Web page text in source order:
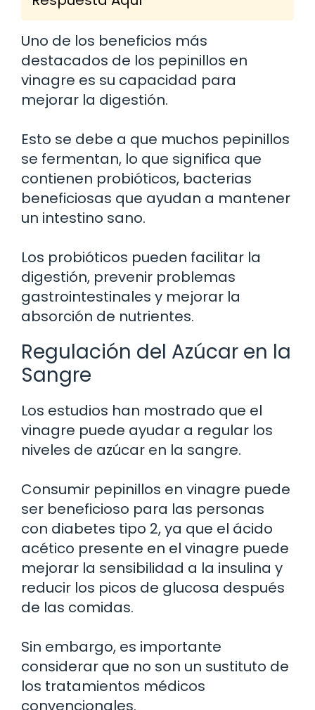
Uno de los beneficios más
destacados de los pepinillos en
vinagre es su capacidad para
mejorar la digestión.
Esto se debe a que muchos pepinillos
se fermentan, lo que significa que
contienen probióticos, bacterias
beneficiosas que ayudan a mantener
un intestino sano.
Los probióticos pueden facilitar la
digestión, prevenir problemas
gastrointestinales y mejorar la
absorción de nutrientes.
Regulación del Azúcar en la
Sangre
Los estudios han mostrado que el
vinagre puede ayudar a regular los
niveles de azúcar en la sangre.
Consumir pepinillos en vinagre puede
ser beneficioso para las personas
con diabetes tipo 2, ya que el ácido
acético presente en el vinagre puede
mejorar la sensibilidad a la insulina y
reducir los picos de glucosa después
de las comidas.
Sin embargo, es importante
considerar que no son un sustituto de
los tratamientos médicos
convencionales.